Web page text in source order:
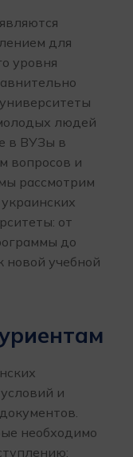
для
уровня
людей
в ВУЗы в
вопросов и
рассмотрим
от
до
новой учебной
и
необходимо